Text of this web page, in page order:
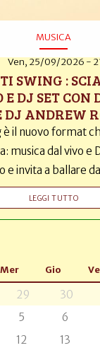
MUSICA
Ven, 25/09/2026 -
SWING :
E DJ SET
DJ ANDREW
il nuovo format
musica dal vivo e
e invita a ballare
LEGGI TUTTO
Mer Gio
29 30
5 6
12 13